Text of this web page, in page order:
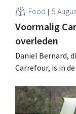
Food 5
Voormalig
overleden
Daniel Bernard,
Carrefour, is in
retailer,
toenmalig